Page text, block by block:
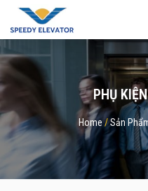
PHỤ
Home/Sản